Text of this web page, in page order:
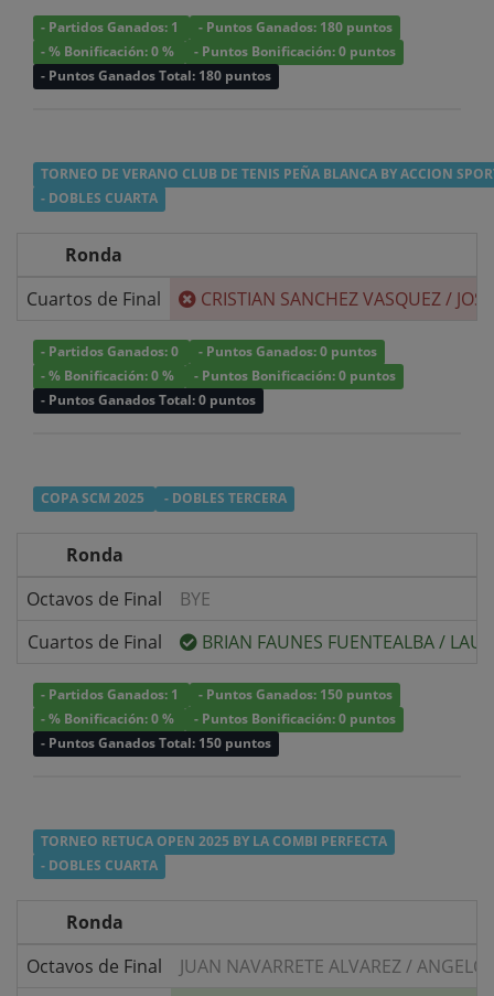
- Partidos Ganados: 1
- Puntos Ganados: 180 puntos
- % Bonificación: 0 %
- Puntos Bonificación: 0 puntos
- Puntos Ganados Total: 180 puntos
TORNEO DE VERANO CLUB DE TENIS PEÑA BLANCA BY ACCION
- DOBLES CUARTA
Ronda
Cuartos de Final
CRISTIAN SANCHEZ VASQUEZ/
- Partidos Ganados: 0
- Puntos Ganados: 0 puntos
- % Bonificación: 0 %
- Puntos Bonificación: 0 puntos
- Puntos Ganados Total: 0 puntos
COPA SCM 2025 - DOBLES TERCERA
Ronda
Octavos de Final
BYE
Cuartos de Final
BRIAN FAUNES FUENTEALBA/
- Partidos Ganados: 1
- Puntos Ganados: 150 puntos
- % Bonificación: 0 %
- Puntos Bonificación: 0 puntos
- Puntos Ganados Total: 150 puntos
TORNEO RETUCA OPEN 2025 BY LA COMBI PERFECTA
- DOBLES CUARTA
Ronda
Octavos de Final
JUAN NAVARRETE ALVAREZ/ANGELO